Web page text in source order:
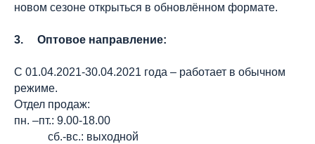
новом сезоне открыться в обновлённом формате.
3. Оптовое направление:
С 01.04.2021-30.04.2021 года – работает в обычном
режиме.
Отдел продаж:
пн. –пт.: 9.00-18.00
сб.-вс.: выходной